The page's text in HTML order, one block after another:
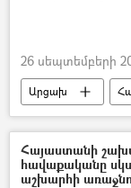
26 սեպտեմբերի
Արցախ
Արմեն Սարգսյան
Արցախյան
Հայաստանի
հավաքականը
աշխարհի